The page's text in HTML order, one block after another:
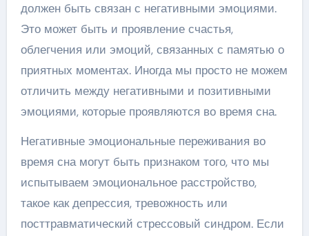
должен быть связан с негативными эмоциями.
Это может быть и проявление счастья,
облегчения или эмоций, связанных с памятью о
приятных моментах. Иногда мы просто не можем
отличить между негативными и позитивными
эмоциями, которые проявляются во время сна.
Негативные эмоциональные переживания во
время сна могут быть признаком того, что мы
испытываем эмоциональное расстройство,
такое как депрессия, тревожность или
посттравматический стрессовый синдром. Если